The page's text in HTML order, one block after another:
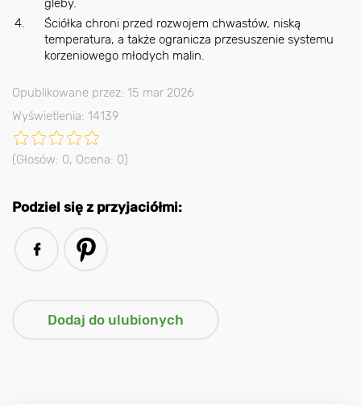
gleby.
Ściółka chroni przed rozwojem chwastów, niską
temperatura, a także ogranicza przesuszenie systemu
korzeniowego młodych malin.
Opublikowane przez: 15 mar 2026
Wyświetlenia: 14139
(Głosów: 0, Ocena: 0)
Podziel się z przyjaciółmi: